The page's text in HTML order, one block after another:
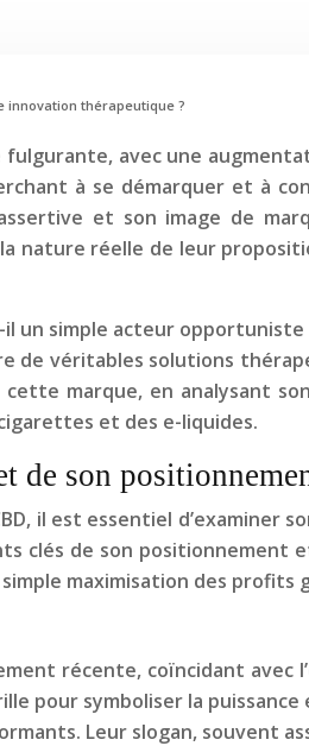
innovation thérapeutique ?
fulgurante, avec une
à se démarquer et à
et son image de
nature réelle de leur
il un simple acteur
de véritables solutions
marque, en analysant
et des e-liquides.
de son
il est essentiel d’examiner
clés de son
simple maximisation des
récente, coïncidant
pour symboliser la
Leur slogan, souvent